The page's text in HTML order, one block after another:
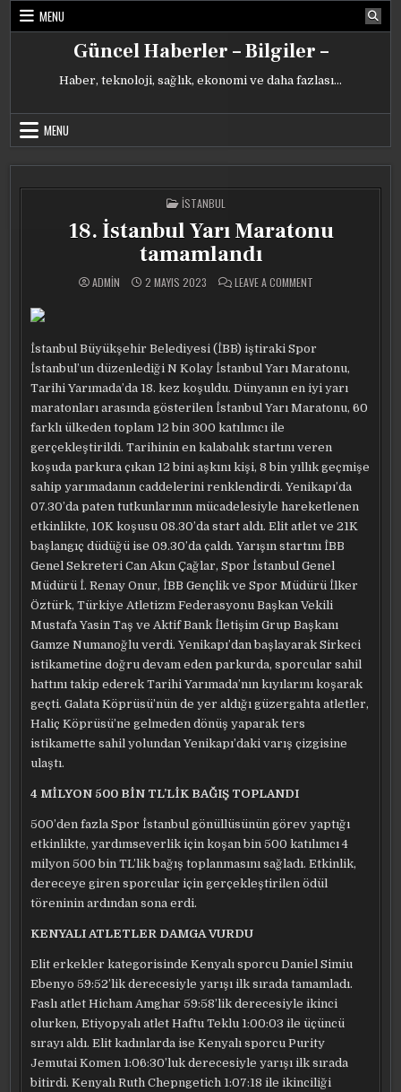
Skip
MENU
Güncel Haberler – Bilgiler –
Haber, teknoloji, sağlık, ekonomi ve daha fazlası…
MENU
POSTED
IN
İSTANBUL
18. İstanbul Yarı Maratonu
tamamlandı
ADMIN 2 MAYIS 2023 LEAVE A COMMENT
İstanbul Büyükşehir Belediyesi (İBB) iştiraki Spor
İstanbul’un düzenlediği N Kolay İstanbul Yarı Maratonu,
Tarihi Yarımada’da 18. kez koşuldu. Dünyanın en iyi yarı
maratonları arasında gösterilen İstanbul Yarı Maratonu, 60
farklı ülkeden toplam 12 bin 300 katılımcı ile
gerçekleştirildi. Tarihinin en kalabalık startını veren
koşuda parkura çıkan 12 bini aşkını kişi, 8 bin yıllık geçmişe
sahip yarımadanın caddelerini renklendirdi. Yenikapı’da
07.30’da paten tutkunlarının mücadelesiyle hareketlenen
etkinlikte, 10K koşusu 08.30’da start aldı. Elit atlet ve 21K
başlangıç düdüğü ise 09.30’da çaldı. Yarışın startını İBB
Genel Sekreteri Can Akın Çağlar, Spor İstanbul Genel
Müdürü İ. Renay Onur, İBB Gençlik ve Spor Müdürü İlker
Öztürk, Türkiye Atletizm Federasyonu Başkan Vekili
Mustafa Yasin Taş ve Aktif Bank İletişim Grup Başkanı
Gamze Numanoğlu verdi. Yenikapı’dan başlayarak Sirkeci
istikametine doğru devam eden parkurda, sporcular sahil
hattını takip ederek Tarihi Yarımada’nın kıyılarını koşarak
geçti. Galata Köprüsü’nün de yer aldığı güzergahta atletler,
Haliç Köprüsü’ne gelmeden dönüş yaparak ters
istikamette sahil yolundan Yenikapı’daki varış çizgisine
ulaştı.
4 MİLYON 500 BİN TL’LİK BAĞIŞ TOPLANDI
500’den fazla Spor İstanbul gönüllüsünün görev yaptığı
etkinlikte, yardımseverlik için koşan bin 500 katılımcı 4
milyon 500 bin TL’lik bağış toplanmasını sağladı. Etkinlik,
dereceye giren sporcular için gerçekleştirilen ödül
töreninin ardından sona erdi.
KENYALI ATLETLER DAMGA VURDU
Elit erkekler kategorisinde Kenyalı sporcu Daniel Simiu
Ebenyo 59:52’lik derecesiyle yarışı ilk sırada tamamladı.
Faslı atlet Hicham Amghar 59:58’lik derecesiyle ikinci
olurken, Etiyopyalı atlet Haftu Teklu 1:00:03 ile üçüncü
sırayı aldı. Elit kadınlarda ise Kenyalı sporcu Purity
Jemutai Komen 1:06:30’luk derecesiyle yarışı ilk sırada
bitirdi. Kenyalı Ruth Chepngetich 1:07:18 ile ikinciliği